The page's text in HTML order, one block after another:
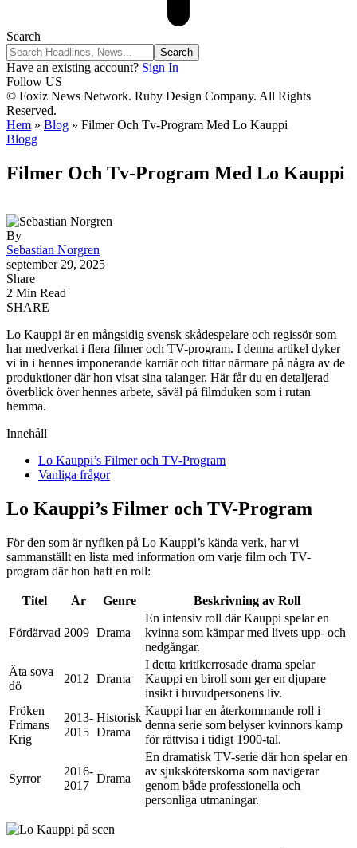
Search
Have an existing account? Sign In
Follow US
© Foxiz News Network. Ruby Design Company. All Rights
Reserved.
Hem » Blog » Filmer Och Tv-Program Med Lo Kauppi
Blogg
Filmer Och Tv-Program Med Lo Kauppi
By
Sebastian Norgren
september 29, 2025
Share
2 Min Read
SHARE
Lo Kauppi är en mångsidig svensk skådespelare och regissör som
har medverkat i flera filmer och TV-program. I denna artikel dyker
vi in i hennes imponerande karriär och tittar närmare på några av de
produktioner där hon visat sina talanger. Här får du en detaljerad
överblick över hennes arbete, såväl på filmduken som i rutan
hemma.
Innehåll
Lo Kauppi’s Filmer och TV-Program
Vanliga frågor
Lo Kauppi’s Filmer och TV-Program
För den som är nyfiken på Lo Kauppi’s kända verk, har vi
sammanställt en lista med information om varje film och TV-
program där hon haft en roll:
Titel År Genre Beskrivning av Roll
Fördärvad 2009 Drama
En intensiv roll där Kauppi spelar en
kvinna som kämpar med livets upp- och
nedgångar.
Äta sova
dö
2012 Drama
I detta kritikerrosade drama spelar
Kauppi en biroll som ger en djupare
insikt i huvudpersonens liv.
Fröken
Frimans
Krig
2013-
2015
Historisk
Drama
Kauppi har en återkommande roll i
denna serie som belyser kvinnors kamp
för rättvisa i tidigt 1900-tal.
Syrror
2016-
2017
Drama
En dramatisk TV-serie där hon spelar en
av sjuksköterskorna som navigerar
genom både professionella och
personliga utmaningar.